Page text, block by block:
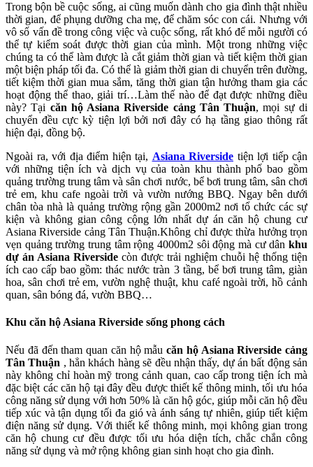
Trong bộn bề cuộc sống, ai cũng muốn dành cho gia đình thật nhiều
thời gian, để phụng dưỡng cha mẹ, để chăm sóc con cái. Nhưng với
vô số vấn đề trong công việc và cuộc sống, rất khó để mỗi người có
thể tự kiểm soát được thời gian của mình. Một trong những việc
chúng ta có thể làm được là cắt giảm thời gian và tiết kiệm thời gian
một biện pháp tối đa. Có thể là giảm thời gian di chuyển trên đường,
tiết kiệm thời gian mua sắm, tăng thời gian tận hưởng tham gia các
hoạt động thể thao, giải trí…Làm thế nào để đạt được những điều
này? Tại căn hộ Asiana Riverside cảng Tân Thuận, mọi sự di
chuyển đều cực kỳ tiện lợi bởi nơi đây có hạ tầng giao thông rất
hiện đại, đồng bộ.
Ngoài ra, với địa điểm hiện tại, Asiana Riverside tiện lợi tiếp cận
với những tiện ích và dịch vụ của toàn khu thành phố bao gồm
quảng trường trung tâm và sân chơi nước, bể bơi trung tâm, sân chơi
trẻ em, khu cafe ngoài trời và vườn nướng BBQ. Ngay bên dưới
chân tòa nhà là quảng trường rộng gần 2000m2 nơi tổ chức các sự
kiện và không gian công cộng lớn nhất dự án căn hộ chung cư
Asiana Riverside cảng Tân Thuận.Không chỉ được thừa hưởng trọn
vẹn quảng trường trung tâm rộng 4000m2 sôi động mà cư dân khu
dự án Asiana Riverside còn được trải nghiệm chuỗi hệ thống tiện
ích cao cấp bao gồm: thác nước tràn 3 tầng, bể bơi trung tâm, giàn
hoa, sân chơi trẻ em, vườn nghệ thuật, khu café ngoài trời, hồ cảnh
quan, sân bóng đá, vườn BBQ…
Khu căn hộ Asiana Riverside sống phong cách
Nếu đã đến tham quan căn hộ mẫu căn hộ Asiana Riverside cảng
Tân Thuận , hẳn khách hàng sẽ đều nhận thấy, dự án bất động sản
này không chỉ hoàn mỹ trong cảnh quan, cao cấp trong tiện ích mà
đặc biệt các căn hộ tại đây đều được thiết kế thông minh, tối ưu hóa
công năng sử dụng với hơn 50% là căn hộ góc, giúp mỗi căn hộ đều
tiếp xúc và tận dụng tối đa gió và ánh sáng tự nhiên, giúp tiết kiệm
điện năng sử dụng. Với thiết kế thông minh, mọi không gian trong
căn hộ chung cư đều được tối ưu hóa diện tích, chắc chắn công
năng sử dụng và mở rộng không gian sinh hoạt cho gia đình.